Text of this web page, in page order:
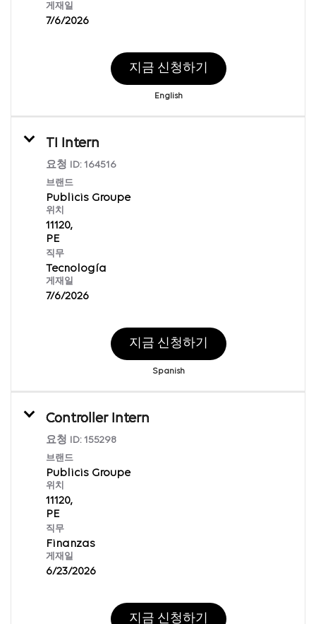
게재일
7/6/2026
지금 신청하기
English
TI Intern
요청 ID: 164516
브랜드
Publicis Groupe
위치
11120,
직무
Tecnología
게재일
7/6/2026
지금 신청하기
Spanish
Controller Intern
요청 ID: 155298
브랜드
Publicis Groupe
위치
11120,
직무
Finanzas
게재일
6/23/2026
지금 신청하기